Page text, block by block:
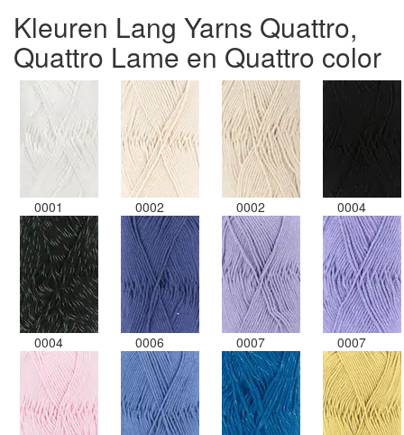
Kleuren Lang Yarns Quattro,
Quattro Lame en Quattro color
0001 0002 0002 0004
0004 0006 0007 0007